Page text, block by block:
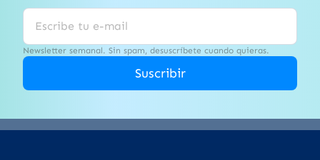
Newsletter semanal. Sin spam, desuscríbete cuando quieras.
Suscribir